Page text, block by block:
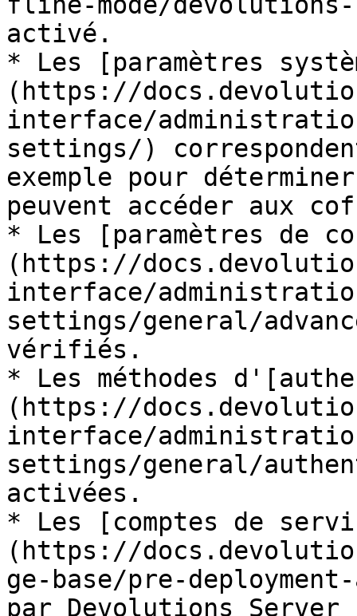
activé.
* Les [paramètres
(https://
interface/
settings/)
exemple pour
peuvent accéder aux
* Les [paramètres de
(https://
interface/
settings/general/
vérifiés.
* Les méthodes
(https://
interface/
settings/general/
activées.
* Les [comptes de
(https://
ge-base/pre-
par Devolutions